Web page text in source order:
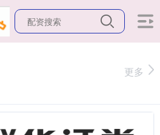
更多